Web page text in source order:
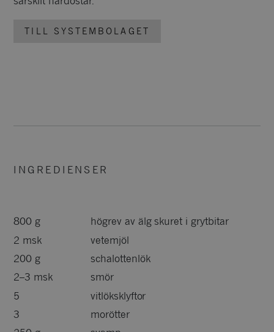
TILL SYSTEMBOLAGET
INGREDIENSER
800 g
högrev av älg skuret i grytbitar
2 msk
vetemjöl
200 g
schalottenlök
2–3 msk
smör
5
vitlöksklyftor
3
morötter